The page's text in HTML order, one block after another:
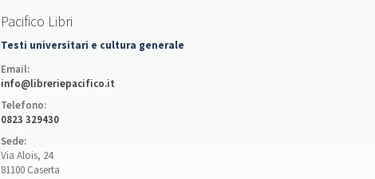
Pacifico Libri
Testi universitari e cultura generale
Email:
info@libreriepacifico.it
Telefono:
0823 329430
Sede:
Via Alois, 24
81100 Caserta